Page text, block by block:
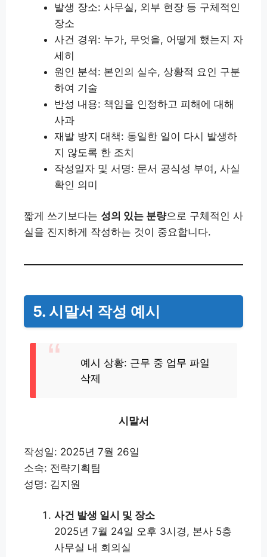
발생 장소: 사무실, 외부 현장 등 구체적인
장소
사건 경위: 누가, 무엇을, 어떻게 했는지 자
세히
원인 분석: 본인의 실수, 상황적 요인 구분
하여 기술
반성 내용: 책임을 인정하고 피해에 대해
사과
재발 방지 대책: 동일한 일이 다시 발생하
지 않도록 한 조치
작성일자 및 서명: 문서 공식성 부여, 사실
확인 의미
짧게 쓰기보다는 성의 있는 분량으로 구체적인 사
실을 진지하게 작성하는 것이 중요합니다.
5. 시말서 작성 예시
예시 상황: 근무 중 업무 파일
삭제
시말서
작성일: 2025년 7월 26일
소속: 전략기획팀
성명: 김지원
사건 발생 일시 및 장소
2025년 7월 24일 오후 3시경, 본사 5층
사무실 내 회의실